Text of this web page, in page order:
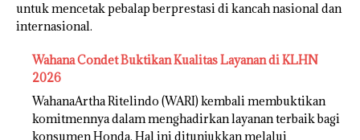
untuk mencetak pebalap berprestasi di kancah nasional dan
internasional.
Wahana Condet Buktikan Kualitas Layanan di KLHN
2026
WahanaArtha Ritelindo (WARI) kembali membuktikan
komitmennya dalam menghadirkan layanan terbaik bagi
konsumen Honda. Hal ini ditunjukkan melalui